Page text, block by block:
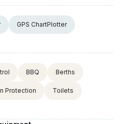
GPS ChartPlotter
BBQ Berths
Protection Toilets